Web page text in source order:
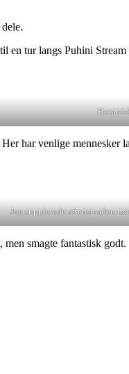
en tur langs Puhini
har venlige mennesker
Jeg supplerede aftensmaden
smagte fantastisk godt.